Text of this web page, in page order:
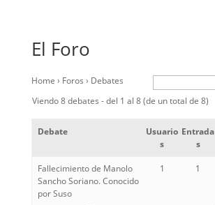
El Foro
Home › Foros › Debates
Viendo 8 debates - del 1 al 8 (de un total de 8)
Debate
Usuario
s
Entrada
s
Fallecimiento de Manolo
Sancho Soriano. Conocido
por Suso
1 1